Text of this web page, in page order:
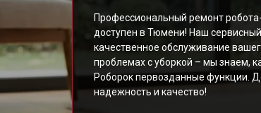
Профессиональный ремонт
доступен в Тюмени! Наш
качественное обслуживание
проблемах с уборкой – мы знаем,
Роборок первозданные функции.
надежность и качество!